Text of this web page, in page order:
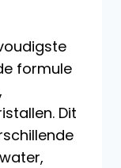
formule
Dit